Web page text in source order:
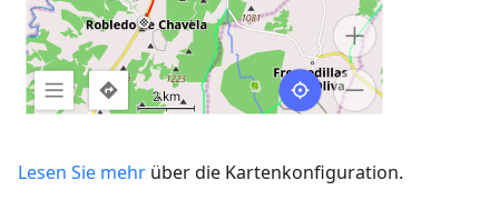
Lesen Sie mehr über die Kartenkonfiguration.